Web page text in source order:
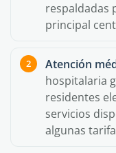
respaldadas
principal
Atención
hospitalaria
residentes
servicios
algunas